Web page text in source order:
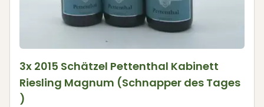
3x 2015 Schätzel Pettenthal Kabinett
Riesling Magnum (Schnapper des Tages
)